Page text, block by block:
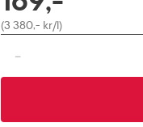
Pris
(3 380,- kr/l)
-